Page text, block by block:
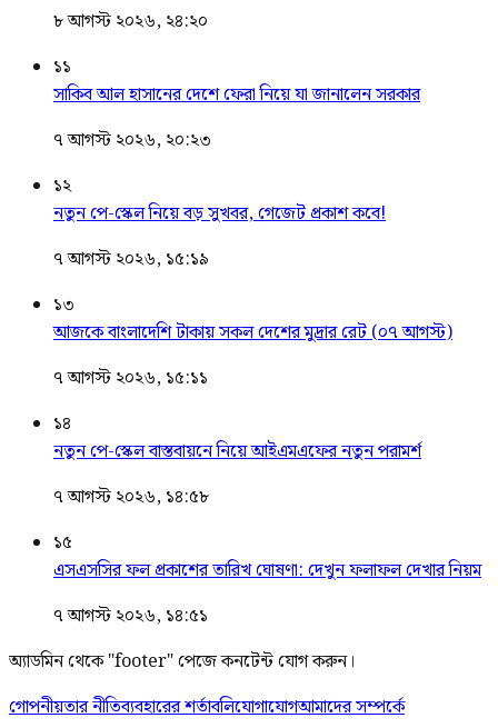
৮ আগস্ট ২০২৬, ২৪:২০
১১
সাকিব আল হাসানের দেশে ফেরা নিয়ে যা জানালেন সরকার
৭ আগস্ট ২০২৬, ২০:২৩
১২
নতুন পে-স্কেল নিয়ে বড় সুখবর, গেজেট প্রকাশ কবে!
৭ আগস্ট ২০২৬, ১৫:১৯
১৩
আজকে বাংলাদেশি টাকায় সকল দেশের মুদ্রার রেট (০৭ আগস্ট)
৭ আগস্ট ২০২৬, ১৫:১১
১৪
নতুন পে-স্কেল বাস্তবায়নে নিয়ে আইএমএফের নতুন পরামর্শ
৭ আগস্ট ২০২৬, ১৪:৫৮
১৫
এসএসসির ফল প্রকাশের তারিখ ঘোষণা: দেখুন ফলাফল দেখার নিয়ম
৭ আগস্ট ২০২৬, ১৪:৫১
অ্যাডমিন থেকে "footer" পেজে কনটেন্ট যোগ করুন।
গোপনীয়তার নীতিব্যবহারের শর্তাবলিযোগাযোগআমাদের সম্পর্কে